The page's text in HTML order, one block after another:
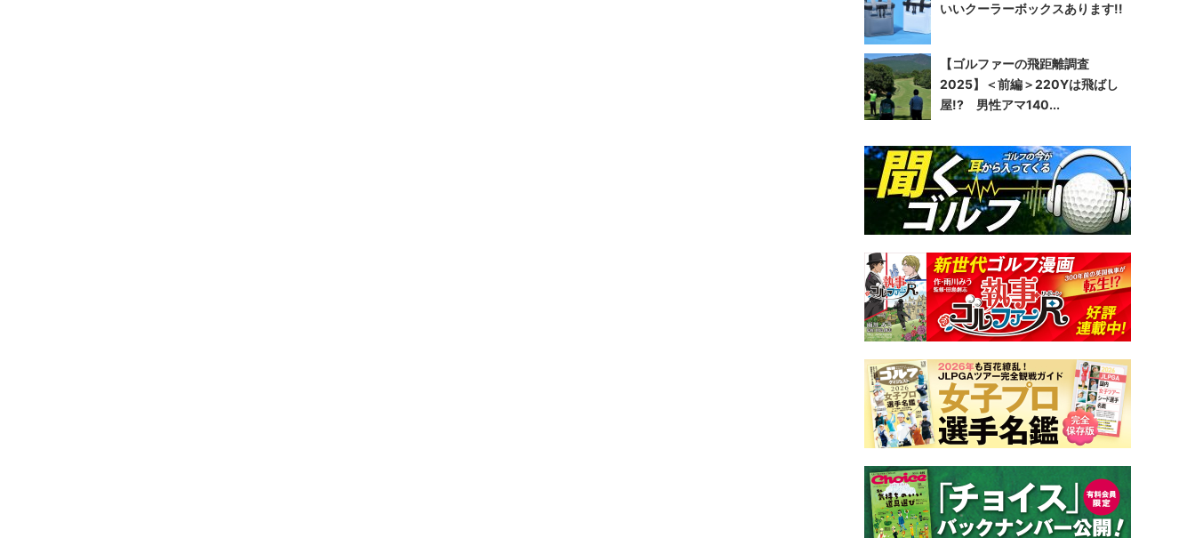
いいクーラーボックスあります!!
【ゴルファーの飛距離調査
2025】＜前編＞220Yは飛ばし
屋!? 男性アマ140...